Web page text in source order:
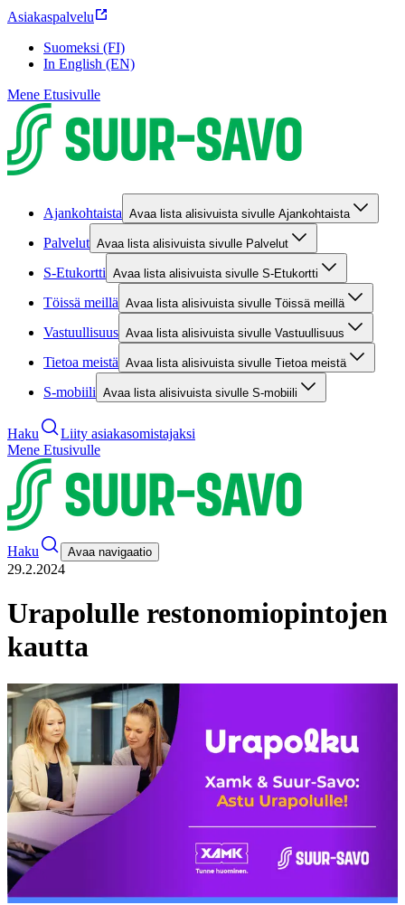
Asiakaspalvelu
Suomeksi (FI)
In English (EN)
Mene Etusivulle
Ajankohtaista Avaa lista alisivuista sivulle Ajankohtaista
Palvelut Avaa lista alisivuista sivulle Palvelut
S-Etukortti Avaa lista alisivuista sivulle S-Etukortti
Töissä meillä Avaa lista alisivuista sivulle Töissä meillä
Vastuullisuus Avaa lista alisivuista sivulle Vastuullisuus
Tietoa meistä Avaa lista alisivuista sivulle Tietoa meistä
S-mobiili Avaa lista alisivuista sivulle S-mobiili
Haku
Liity asiakasomistajaksi
Mene Etusivulle
Haku Avaa navigaatio
29.2.2024
Urapolulle restonomiopintojen
kautta